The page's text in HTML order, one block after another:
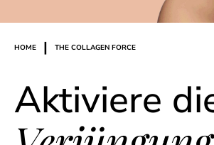
HOME | THE COLLAGEN FORCE
Aktiviere